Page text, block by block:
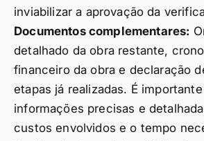
inviabilizar a aprovação da
Documentos complementares:
detalhado da obra restante,
financeiro da obra e declaração
etapas já realizadas. É
informações precisas e
custos envolvidos e o tempo